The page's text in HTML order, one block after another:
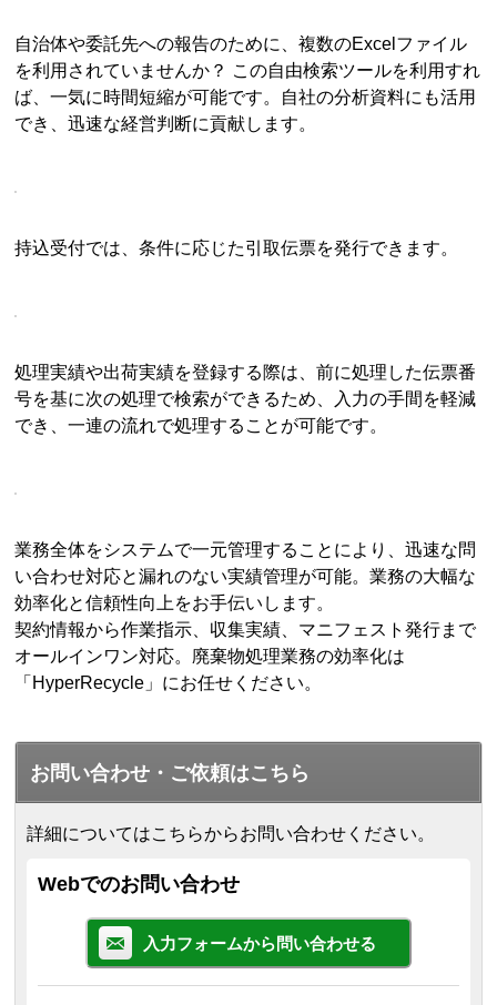
自治体や委託先への報告のために、複数のExcelファイル
を利用されていませんか？ この自由検索ツールを利用すれ
ば、一気に時間短縮が可能です。自社の分析資料にも活用
でき、迅速な経営判断に貢献します。
持込受付では、条件に応じた引取伝票を発行できます。
処理実績や出荷実績を登録する際は、前に処理した伝票番
号を基に次の処理で検索ができるため、入力の手間を軽減
でき、一連の流れで処理することが可能です。
業務全体をシステムで一元管理することにより、迅速な問
い合わせ対応と漏れのない実績管理が可能。業務の大幅な
効率化と信頼性向上をお手伝いします。
契約情報から作業指示、収集実績、マニフェスト発行まで
オールインワン対応。廃棄物処理業務の効率化は
「HyperRecycle」にお任せください。
お問い合わせ・ご依頼はこちら
詳細についてはこちらからお問い合わせください。
Webでのお問い合わせ
入力フォームから問い合わせる